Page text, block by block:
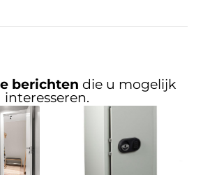
berichten die u mogelijk
interesseren.